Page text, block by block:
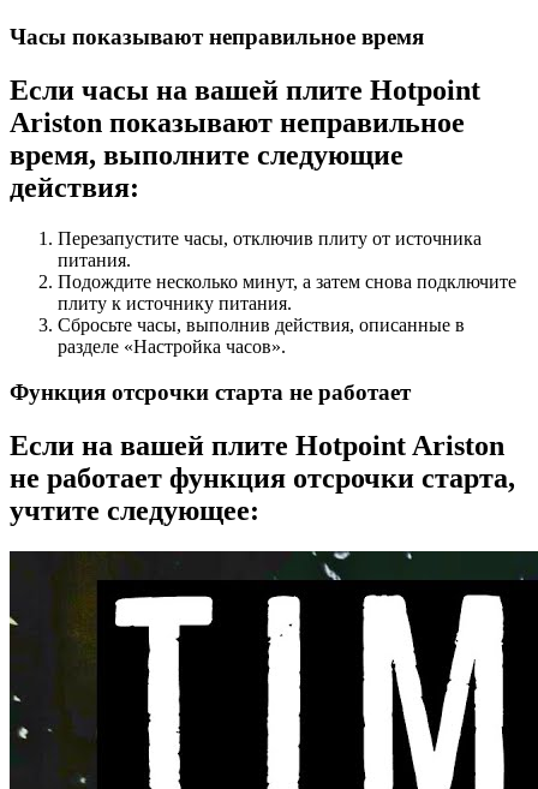
Часы показывают неправильное время
Если часы на вашей плите Hotpoint
Ariston показывают неправильное
время, выполните следующие
действия:
Перезапустите часы, отключив плиту от источника
питания.
Подождите несколько минут, а затем снова подключите
плиту к источнику питания.
Сбросьте часы, выполнив действия, описанные в
разделе «Настройка часов».
Функция отсрочки старта не работает
Если на вашей плите Hotpoint Ariston
не работает функция отсрочки старта,
учтите следующее: